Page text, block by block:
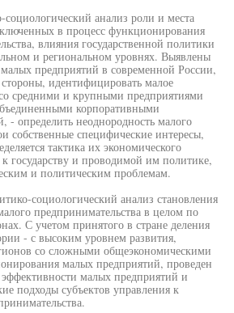
анализ роли и места
в процесс функционирования
влияния государственной политики
и региональном уровнях. Выявлены
предприятий в современной России,
идентифицировать малое
средними и крупными предприятиями
корпоративными
- определить неоднородность малого
собственные специфические интересы,
тактика их экономического
государству и проводимой им политике,
и политическим проблемам.
социологический анализ становления
предпринимательства в целом по
С учетом принятого в стране деления
- с высоким уровнем развития,
со сложными общеэкономическими
малых предприятий, проведен
малых предприятий и
подходы субъектов управления к